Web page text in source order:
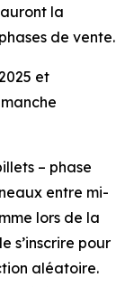
la
de vente.
et
– phase
entre mi-
lors de la
s’inscrire pour
aléatoire.